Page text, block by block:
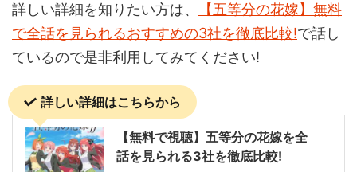
詳しい詳細を知りたい方は、
【五等分の花嫁】無料
で全話を見られるおすすめの3社を徹底比較!で話し
ているので是非利用してみてください!
詳しい詳細はこちらから
【無料で視聴】五等分の花嫁を全
話を見られる3社を徹底比較!